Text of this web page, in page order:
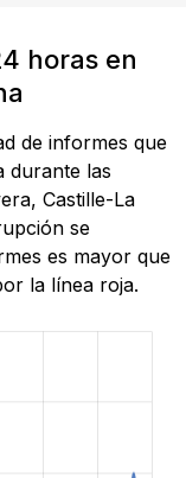
horas en
de informes que
durante las
Castille-La
se
es mayor que
la línea roja.